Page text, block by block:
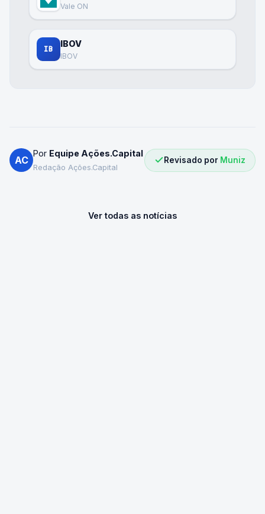
Vale ON
IB
IBOV
IBOV
AC
Por Equipe Ações.Capital
Redação Ações.Capital
Revisado por Muniz
Ver todas as notícias